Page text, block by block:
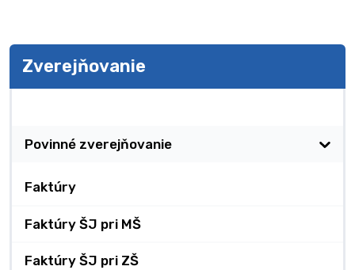
Zverejňovanie
Povinné zverejňovanie
Faktúry
Faktúry ŠJ pri MŠ
Faktúry ŠJ pri ZŠ